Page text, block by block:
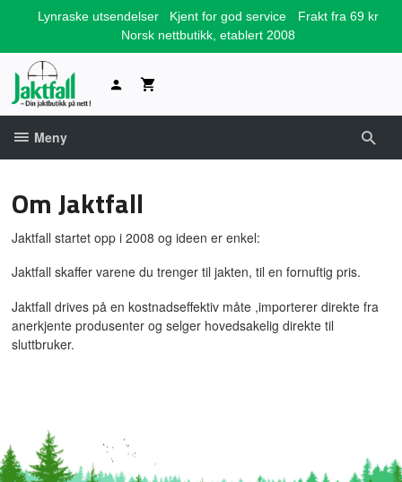
Lynraske utsendelser Kjent for god service
Frakt fra 69 kr
Norsk nettbutikk, etablert 2008
Meny
Om Jaktfall
Jaktfall startet opp i 2008 og ideen er enkel:
Jaktfall skaffer varene du trenger til jakten, til en fornuftig pris.
Jaktfall drives på en kostnadseffektiv måte ,importerer direkte fra
anerkjente produsenter og selger hovedsakelig direkte til
sluttbruker.